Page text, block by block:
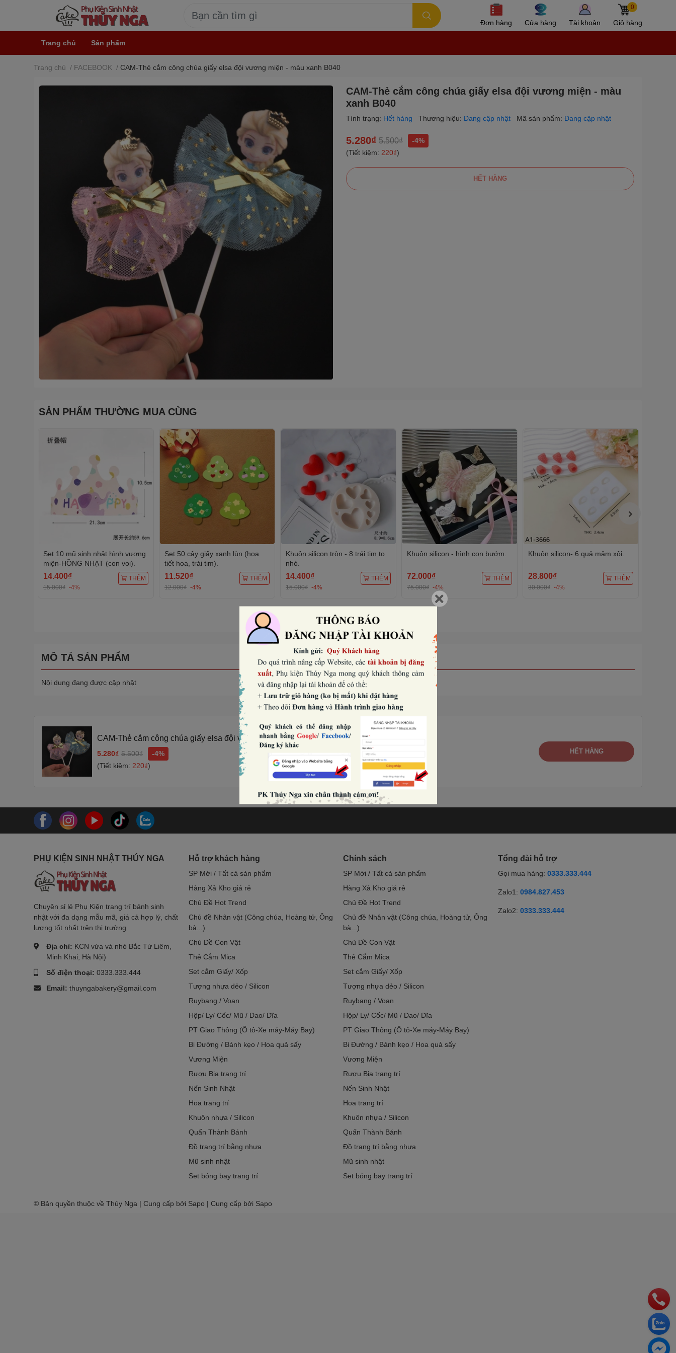
Đơn hàng Cửa hàng Tài khoản
0
Giỏ hàng
Trang chủ Sản phẩm
Trang chủ / FACEBOOK / CAM-Thẻ cắm công chúa giấy elsa đội vương miện - màu xanh B040
CAM-Thẻ cắm công chúa giấy elsa đội vương miện - màu
xanh B040
Tình trạng: Hết hàng Thương hiệu: Đang cập nhật Mã sản phẩm: Đang cập nhật
5.280₫ 5.500₫
-4%
(Tiết kiệm: 220₫)
HẾT HÀNG
SẢN PHẨM THƯỜNG MUA CÙNG
Set 10 mũ sinh nhật hình vương
miện-HỒNG NHẠT (con voi).
14.400₫
15.000₫ -4%
THÊM
Set 50 cây giấy xanh lùn (họa
tiết hoa, trái tim).
11.520₫
12.000₫ -4%
THÊM
Khuôn silicon tròn - 8 trái tim to
nhỏ.
14.400₫
15.000₫ -4%
THÊM
Khuôn silicon - hình con bướm.
72.000₫
75.000₫ -4%
THÊM
Khuôn silicon- 6 quả mâm xôi.
28.800₫
30.000₫ -4%
THÊM
Xem tất cả
MÔ TẢ SẢN PHẨM
Nội dung đang được cập nhật
CAM-Thẻ cắm công chúa giấy elsa đội vương miện - màu xanh B040
5.280₫ 5.500₫
-4%
(Tiết kiệm: 220₫)
HẾT HÀNG
PHỤ KIỆN SINH NHẬT THÚY NGA
Chuyên sỉ lẻ Phụ Kiện trang trí bánh sinh
nhật với đa dạng mẫu mã, giá cả hợp lý, chất
lượng tốt nhất trên thị trường
Địa chỉ: KCN vừa và nhỏ Bắc Từ Liêm,
Minh Khai, Hà Nội)
Số điện thoại: 0333.333.444
Email: thuyngabakery@gmail.com
Hỗ trợ khách hàng
SP Mới / Tất cả sản phẩm
Hàng Xả Kho giá rẻ
Chủ Đề Hot Trend
Chủ đề Nhân vật (Công chúa, Hoàng tử, Ông
bà...)
Chủ Đề Con Vật
Thẻ Cắm Mica
Set cắm Giấy/ Xốp
Tượng nhựa dẻo / Silicon
Ruybang / Voan
Hộp/ Ly/ Cốc/ Mũ / Dao/ Dĩa
PT Giao Thông (Ô tô-Xe máy-Máy Bay)
Bi Đường / Bánh kẹo / Hoa quả sấy
Vương Miện
Rượu Bia trang trí
Nến Sinh Nhật
Hoa trang trí
Khuôn nhựa / Silicon
Quấn Thành Bánh
Đồ trang trí bằng nhựa
Mũ sinh nhật
Set bóng bay trang trí
Chính sách
SP Mới / Tất cả sản phẩm
Hàng Xả Kho giá rẻ
Chủ Đề Hot Trend
Chủ đề Nhân vật (Công chúa, Hoàng tử, Ông
bà...)
Chủ Đề Con Vật
Thẻ Cắm Mica
Set cắm Giấy/ Xốp
Tượng nhựa dẻo / Silicon
Ruybang / Voan
Hộp/ Ly/ Cốc/ Mũ / Dao/ Dĩa
PT Giao Thông (Ô tô-Xe máy-Máy Bay)
Bi Đường / Bánh kẹo / Hoa quả sấy
Vương Miện
Rượu Bia trang trí
Nến Sinh Nhật
Hoa trang trí
Khuôn nhựa / Silicon
Quấn Thành Bánh
Đồ trang trí bằng nhựa
Mũ sinh nhật
Set bóng bay trang trí
Tổng đài hỗ trợ
Gọi mua hàng: 0333.333.444
Zalo1: 0984.827.453
Zalo2: 0333.333.444
© Bản quyền thuộc về Thúy Nga | Cung cấp bởi Sapo | Cung cấp bởi Sapo